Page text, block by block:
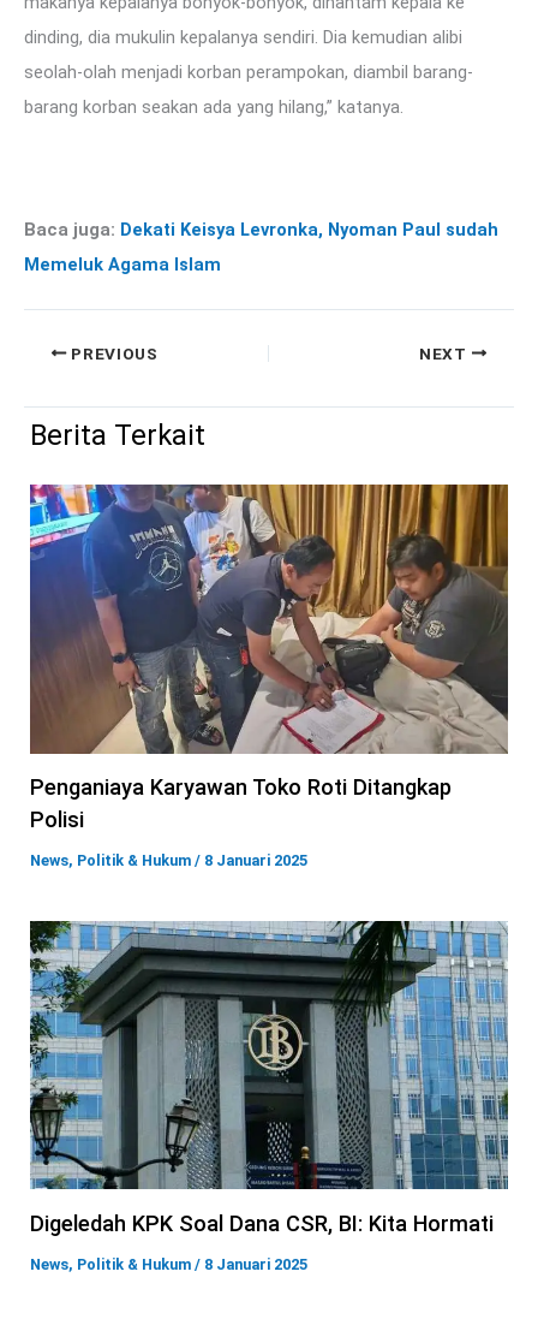
dinding, dia mukulin kepalanya sendiri. Dia kemudian alibi
seolah-olah menjadi korban perampokan, diambil barang-
barang korban seakan ada yang hilang,” katanya.
Baca juga: Dekati Keisya Levronka, Nyoman Paul sudah
Memeluk Agama Islam
PREVIOUS NEXT
Berita Terkait
Penganiaya Karyawan Toko Roti Ditangkap
Polisi
News, Politik & Hukum / 8 Januari 2025
Digeledah KPK Soal Dana CSR, BI: Kita Hormati
News, Politik & Hukum / 8 Januari 2025